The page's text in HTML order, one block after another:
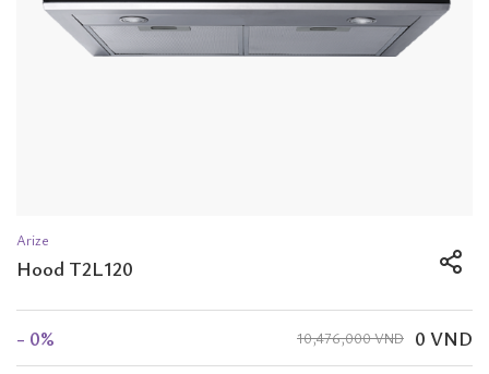
Arize
Hood T2L120
- 0% 0 VND
10,476,000 VND